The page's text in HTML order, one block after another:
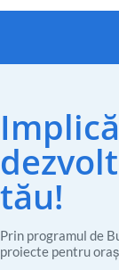
tău!
Prin programul de
proiecte pentru